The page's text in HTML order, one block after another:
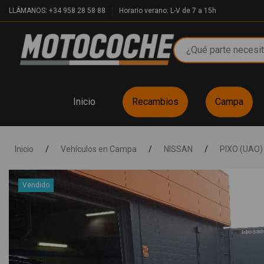
LLÁMANOS: +34 958 28 58 88 Horario verano: L-V de 7 a 15h
Inicio Recambios Campa
Inicio / Vehículos en Campa / NISSAN / PIXO (UAO)
Vendido